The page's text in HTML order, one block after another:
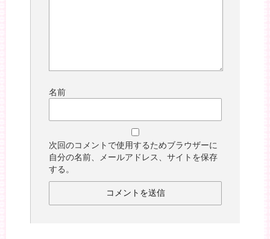
名前
次回のコメントで使用するためブラウザーに
自分の名前、メールアドレス、サイトを保存
する。